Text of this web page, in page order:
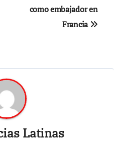
como embajador en
Francia
Latinas